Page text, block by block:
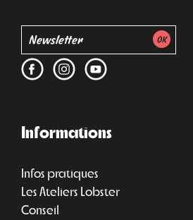
Informations
Infos pratiques
Les Ateliers Lobster
Conseil